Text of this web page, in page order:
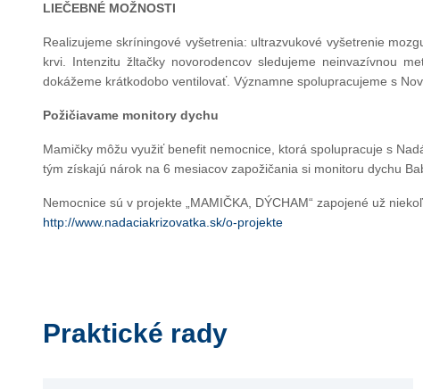
LIEČEBNÉ MOŽNOSTI
Realizujeme skríningové vyšetrenia: ultrazvukové vyšetrenie
krvi. Intenzitu žltačky novorodencov sledujeme neinvazívnou
dokážeme krátkodobo ventilovať. Významne spolupracujeme s
Požičiavame monitory dychu
Mamičky môžu využiť benefit nemocnice, ktorá spolupracuje s
tým získajú nárok na 6 mesiacov zapožičania si monitoru dychu
Nemocnice sú v projekte „MAMIČKA, DÝCHAM“ zapojené už
http://www.nadaciakrizovatka.sk/o-projekte
Praktické rady